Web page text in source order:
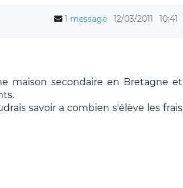
1 message 12/03/2011 10:41
maison secondaire en Bretagne et
savoir a combien s'élève les frais